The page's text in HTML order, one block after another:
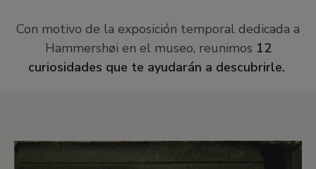
Con motivo de la exposición temporal dedicada a
Hammershøi en el museo, reunimos 12
curiosidades que te ayudarán a descubrirle.